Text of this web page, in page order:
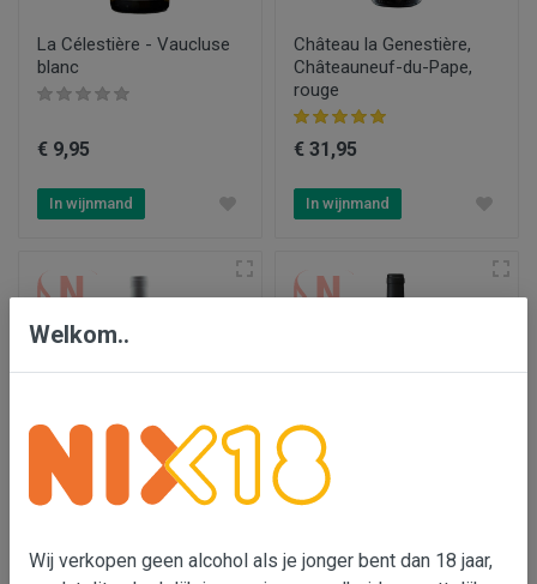
La Célestière - Vaucluse
blanc
€ 9,95
In wijnmand
Château la Genestière,
Châteauneuf-du-Pape,
rouge
€ 31,95
In wijnmand
Château la Genestière,
blanc
Domaine de la Vallongue -
Welkom..
Wij verkopen geen alcohol als je jonger bent dan 18 jaar,